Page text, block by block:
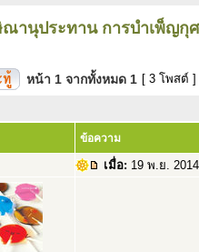
ณานุประทาน การบำเพ็ญกุ
หน้า 1 จากทั้งหมด 1 [ 3 โพสต์ ]
ข้อความ
เมื่อ: 19 พ.ย.